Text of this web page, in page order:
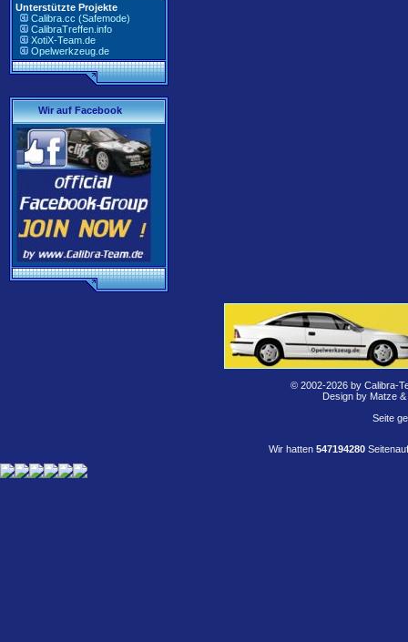
Unterstützte Projekte
Calibra.cc (Safemode)
CalibraTreffen.info
XotiX-Team.de
Opelwerkzeug.de
Wir auf Facebook
© 2002-2026 by Calibra-
Design by Matze
Seite
Wir hatten 547194280